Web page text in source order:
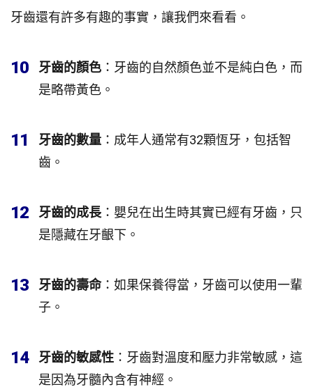
牙齒還有許多有趣的事實，讓我們來看看。
10 牙齒的顏色 ：牙齒的自然顏色並不是純白色，而
是略帶黃色。
11 牙齒的數量 ：成年人通常有32顆恆牙，包括智
齒。
12 牙齒的成長 ：嬰兒在出生時其實已經有牙齒，只
是隱藏在牙齦下。
13 牙齒的壽命：如果保養得當，牙齒可以使用一輩
子。
14 牙齒的敏感性 ：牙齒對溫度和壓力非常敏感，這
是因為牙髓內含有神經。